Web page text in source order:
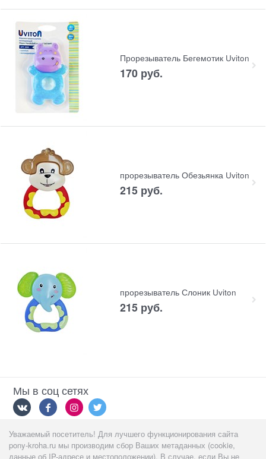
Прорезыватель Бегемотик Uviton
170 руб.
прорезыватель Обезьянка Uviton
215 руб.
прорезыватель Слоник Uviton
215 руб.
Мы в соц сетях
Мы принимаем
Уважаемый посетитель! Для лучшего функционирования сайта
pony-kroha.ru мы производим сбор Ваших метаданных (cookie,
данные об IP-адресе и местоположении). В случае, если Вы не